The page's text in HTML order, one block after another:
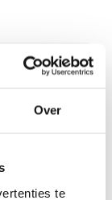
Over
te